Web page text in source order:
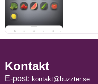
Kontakt
E-post: kontakt@buzzter.se